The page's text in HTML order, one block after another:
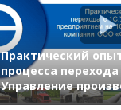
Практический
процесса перехода
Управление
предприятием» на